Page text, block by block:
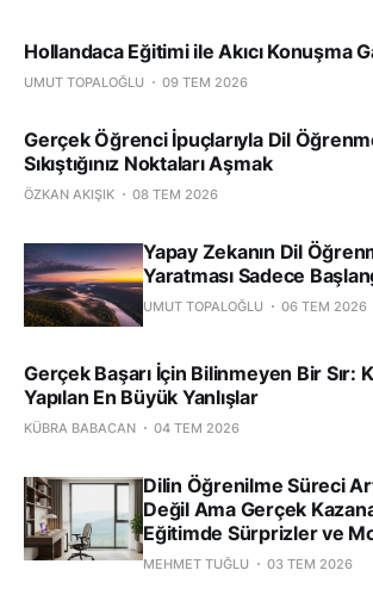
Hollandaca Eğitimi ile Akıcı Konuşma
UMUT TOPALOĞLU 09 TEM 2026
Gerçek Öğrenci İpuçlarıyla Dil
Sıkıştığınız Noktaları Aşmak
ÖZKAN AKIŞIK 08 TEM 2026
Yapay Zekanın Dil
Yaratması Sadece
UMUT TOPALOĞLU 06 TEM 2026
Gerçek Başarı İçin Bilinmeyen Bir Sır:
Yapılan En Büyük Yanlışlar
KÜBRA BABACAN 04 TEM 2026
Dilin Öğrenilme Süreci
Değil Ama Gerçek
Eğitimde Sürprizler ve
MEHMET TUĞLU 03 TEM 2026